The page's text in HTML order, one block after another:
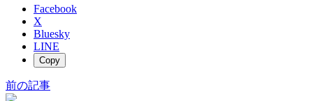
Facebook
X
Bluesky
LINE
Copy
前の記事